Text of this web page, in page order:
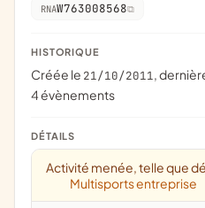
RNAW763008568
HISTORIQUE
Créée le 21/10/2011,
4 évènements
DÉTAILS
Activité menée, telle que
Multisports entreprise